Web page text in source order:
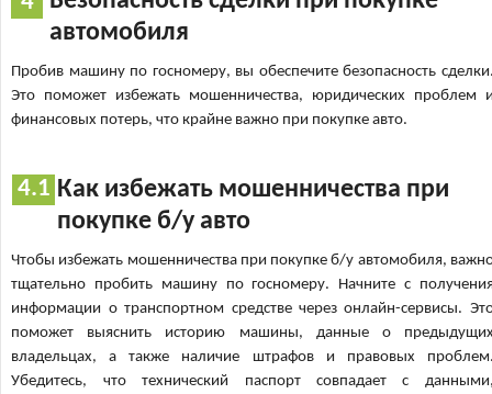
автомобиля
Пробив машину по госномеру, вы обеспечите безопасность
Это поможет избежать мошенничества, юридических проблем
финансовых потерь, что крайне важно при покупке авто.
Как избежать мошенничества при
покупке б/у авто
Чтобы избежать мошенничества при покупке б/у автомобиля,
тщательно пробить машину по госномеру. Начните с
информации о транспортном средстве через онлайн-сервисы.
поможет выяснить историю машины, данные о
владельцах, а также наличие штрафов и правовых
Убедитесь, что технический паспорт совпадает с